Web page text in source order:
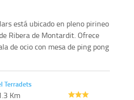
está ubicado en pleno pirineo
Ribera de Montardit. Ofrece
de ocio con mesa de ping pong
Terradets
Km